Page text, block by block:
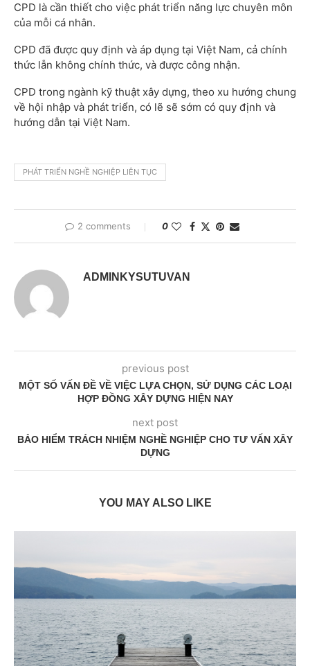
CPD là cần thiết cho việc phát triển năng lực chuyên môn
của mỗi cá nhân.
CPD đã được quy định và áp dụng tại Việt Nam, cả chính
thức lẫn không chính thức, và được công nhận.
CPD trong ngành kỹ thuật xây dựng, theo xu hướng chung
về hội nhập và phát triển, có lẽ sẽ sớm có quy định và
hướng dẫn tại Việt Nam.
PHÁT TRIỂN NGHỀ NGHIỆP LIÊN TỤC
2 comments 0
ADMINKYSUTUVAN
previous post
MỘT SỐ VẤN ĐỀ VỀ VIỆC LỰA CHỌN, SỬ DỤNG CÁC LOẠI
HỢP ĐỒNG XÂY DỰNG HIỆN NAY
next post
BẢO HIỂM TRÁCH NHIỆM NGHỀ NGHIỆP CHO TƯ VẤN XÂY
DỰNG
YOU MAY ALSO LIKE